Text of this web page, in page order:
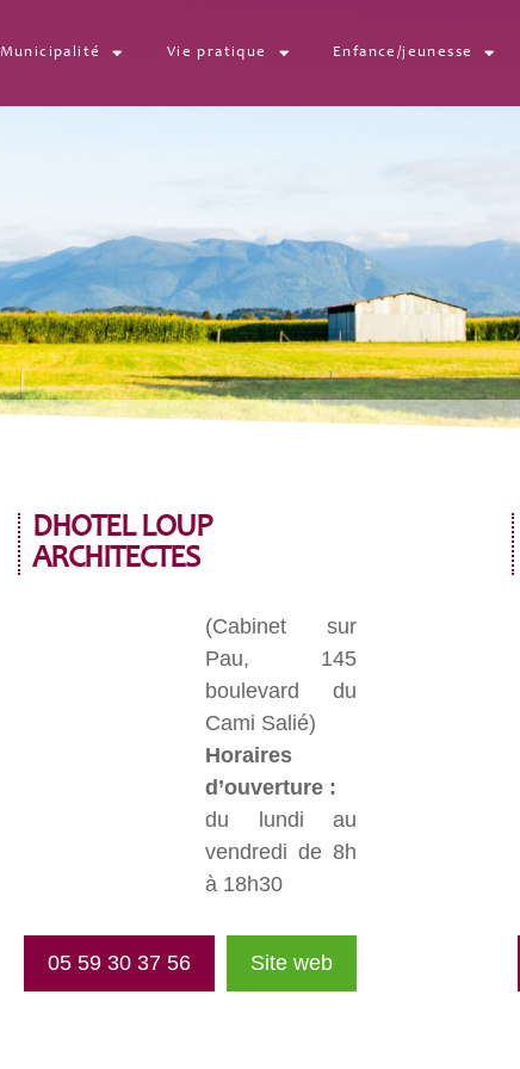
Municipalité Vie pratique Enfance/jeunesse
DHOTEL LOUP
ARCHITECTES
(Cabinet sur
Pau, 145
boulevard du
Cami Salié)
Horaires
d’ouverture :
du lundi au
vendredi de 8h
à 18h30
05 59 30 37 56 Site web